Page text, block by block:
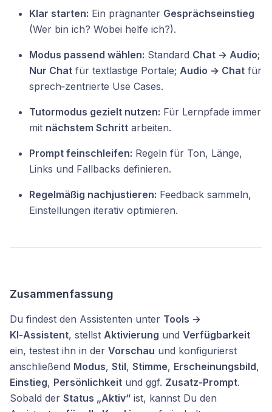
Klar starten: Ein prägnanter Gesprächseinstieg
(Wer bin ich? Wobei helfe ich?).
Modus passend wählen: Standard Chat → Audio;
Nur Chat für textlastige Portale; Audio → Chat für
sprech‑zentrierte Use Cases.
Tutormodus gezielt nutzen: Für Lernpfade immer
mit nächstem Schritt arbeiten.
Prompt feinschleifen: Regeln für Ton, Länge,
Links und Fallbacks definieren.
Regelmäßig nachjustieren: Feedback sammeln,
Einstellungen iterativ optimieren.
Zusammenfassung
Du findest den Assistenten unter Tools →
KI‑Assistent, stellst Aktivierung und Verfügbarkeit
ein, testest ihn in der Vorschau und konfigurierst
anschließend Modus, Stil, Stimme, Erscheinungsbild,
Einstieg, Persönlichkeit und ggf. Zusatz‑Prompt.
Sobald der Status „Aktiv“ ist, kannst Du den